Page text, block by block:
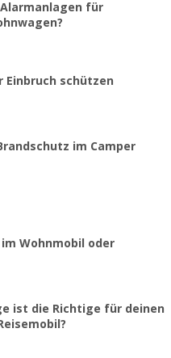
für
Einbruch schützen
im Camper
Wohnmobil oder
ist die Richtige für deinen